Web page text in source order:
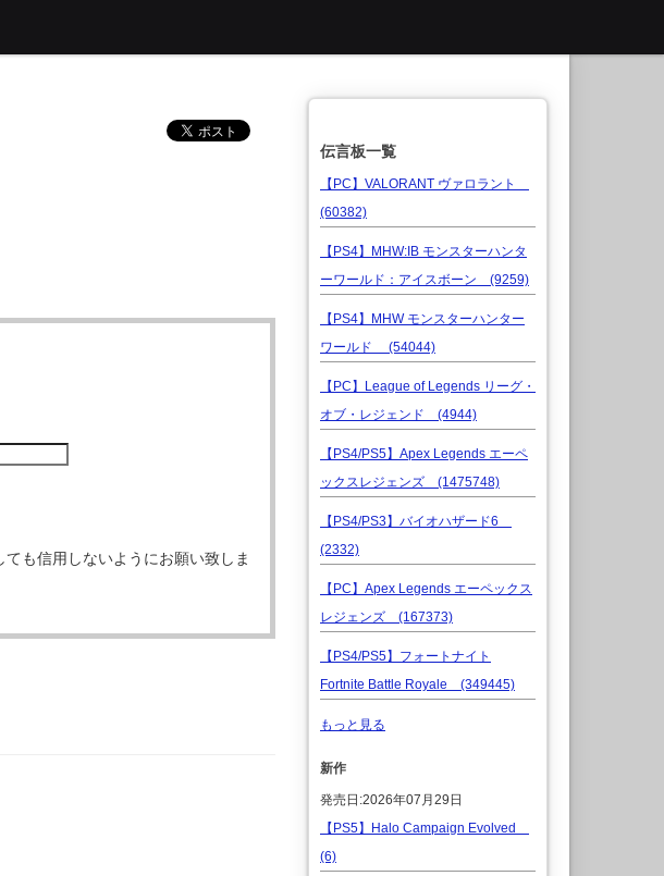
も信用しないようにお願い致しま
伝言板一覧
【PC】VALORANT ヴァロラント
(60382)
【PS4】MHW:IB モンスターハンタ
ーワールド：アイスボーン (9259)
【PS4】MHW モンスターハンター
ワールド (54044)
【PC】League of Legends リーグ・
オブ・レジェンド (4944)
【PS4/PS5】Apex Legends エーペ
ックスレジェンズ (1475748)
【PS4/PS3】バイオハザード6
(2332)
【PC】Apex Legends エーペックス
レジェンズ (167373)
【PS4/PS5】フォートナイト
Fortnite Battle Royale (349445)
もっと見る
新作
発売日:2026年07月29日
【PS5】Halo Campaign Evolved
(6)